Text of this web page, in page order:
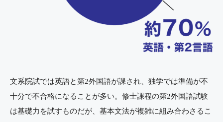
文系院試では英語と第2外国語が課され、独学では準備が不
十分で不合格になることが多い。修士課程の第2外国語試験
は基礎力を試すものだが、基本文法が複雑に組み合わさるこ